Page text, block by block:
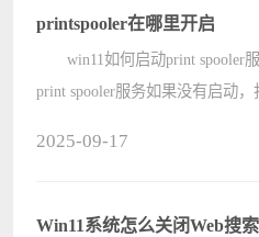
希望????
printspooler在哪里开启
win11如何启动print spooler
print spooler服务如果没有启动，
print spooler服务不是开启状态，
2025-09-17
Win11系统怎么关闭Web搜